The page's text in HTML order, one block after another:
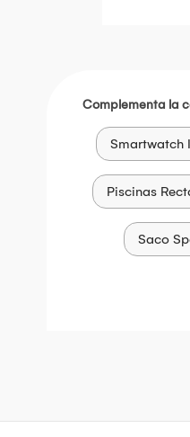
Complementa la
Smartwatch
Piscinas
Saco